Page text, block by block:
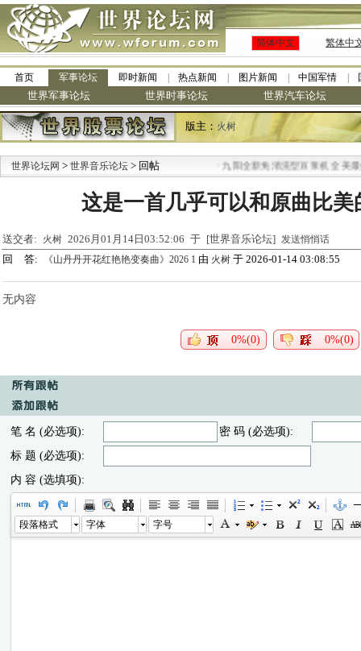
简体中文 繁体中
首页 军事论坛 即时新闻 热点新闻 图片新闻 中国军情
世界军事论坛 世界时事论坛 世界汽车论坛
版主： 火树
世界论坛网 > 世界音乐论坛 > 回帖 九阳全新免清洗型豆浆机 全美最低
这是一首几乎可以和原曲比美
送交者: 火树 2026月01月14日03:52:06 于 [世界音乐论坛] 发送悄悄话
回 答: 《山丹丹开花红艳艳变奏曲》2026 1 由 火树 于 2026-01-14 03:08:55
无内容
0%(0) 0%(0)
笔 名 (必选项):
密 码 (必选项):
标 题 (必选项):
内 容 (选填项):
段落格式 字体 字号